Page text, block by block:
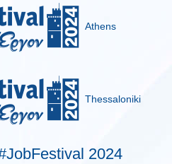
Athens
Thessaloniki
2024